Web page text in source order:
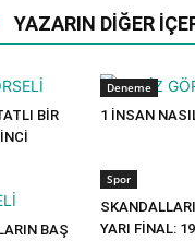
YAZARIN DIĞER
BİR
Deneme
1 İNSAN
BAŞ
Spor
YARI FİNAL: